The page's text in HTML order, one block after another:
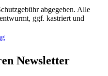
abgegeben. Alle
ggf. kastriert und
Newsletter